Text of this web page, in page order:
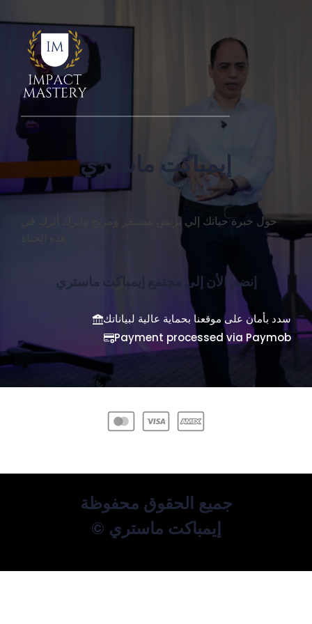
إيمباكت ماستري
حول خبرة حياتك إلي بزنس مستقر ومربح واترك أثرك في
إنضم الأن إلى مجتمع إيمباكت ماستري
سدد بأمان على موقعنا بحماية عالية لبياناتك
Payment processed via Paymob
جميع الحقوق محفوظة
© إيمباكت ماستري